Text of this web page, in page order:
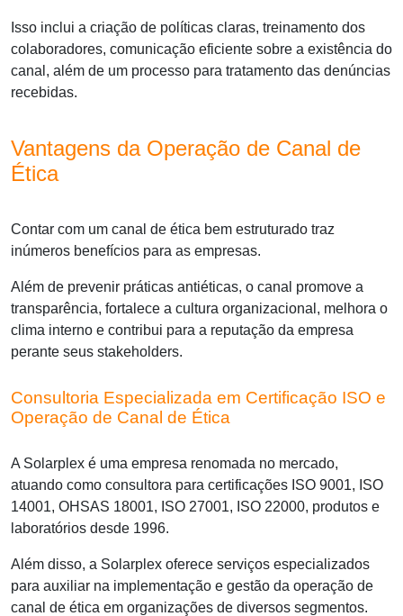
Isso inclui a criação de políticas claras, treinamento dos
colaboradores, comunicação eficiente sobre a existência do
canal, além de um processo para tratamento das denúncias
recebidas.
Vantagens da Operação de Canal de
Ética
Contar com um canal de ética bem estruturado traz
inúmeros benefícios para as empresas.
Além de prevenir práticas antiéticas, o canal promove a
transparência, fortalece a cultura organizacional, melhora o
clima interno e contribui para a reputação da empresa
perante seus stakeholders.
Consultoria Especializada em Certificação ISO e
Operação de Canal de Ética
A Solarplex é uma empresa renomada no mercado,
atuando como consultora para certificações ISO 9001, ISO
14001, OHSAS 18001, ISO 27001, ISO 22000, produtos e
laboratórios desde 1996.
Além disso, a Solarplex oferece serviços especializados
para auxiliar na implementação e gestão da operação de
canal de ética em organizações de diversos segmentos.